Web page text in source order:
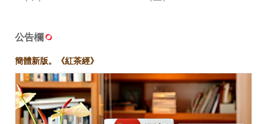
公告欄
簡體新版。《紅茶經》